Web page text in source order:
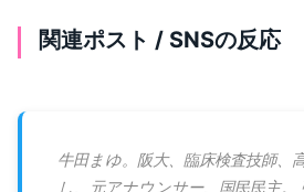
関連ポスト / SNSの反応
牛田まゆ。阪大、臨床検査技師、
し、元アナウンサー、国民民主。